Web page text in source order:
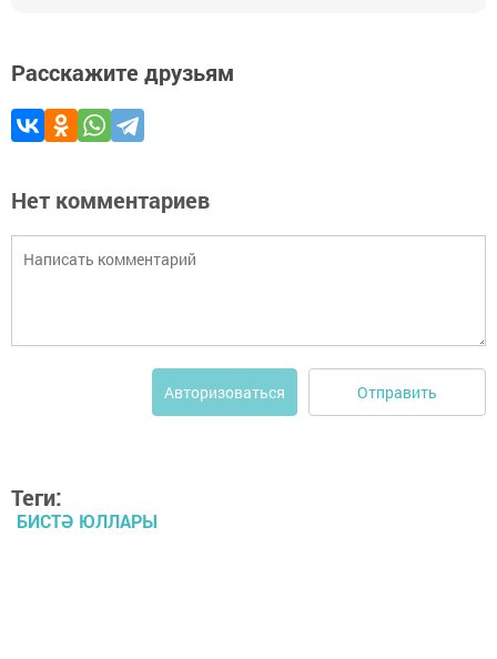
Расскажите друзьям
Нет комментариев
Авторизоваться Отправить
Теги:
БИСТӘ ЮЛЛАРЫ